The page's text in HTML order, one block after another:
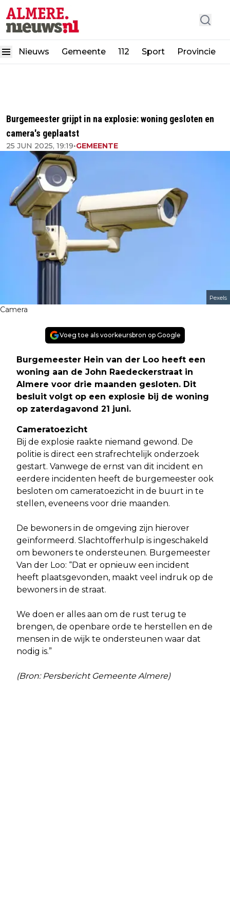
Nieuws Gemeente 112 Sport Provincie
Burgemeester grijpt in na explosie: woning gesloten en
camera's geplaatst
25 JUN 2025, 19:19•GEMEENTE
Pexels
Camera
Voeg toe als voorkeursbron op Google
Burgemeester Hein van der Loo heeft een
woning aan de John Raedeckerstraat in
Almere voor drie maanden gesloten. Dit
besluit volgt op een explosie bij de woning
op zaterdagavond 21 juni.
Cameratoezicht
Bij de explosie raakte niemand gewond. De
politie is direct een strafrechtelijk onderzoek
gestart. Vanwege de ernst van dit incident en
eerdere incidenten heeft de burgemeester ook
besloten om cameratoezicht in de buurt in te
stellen, eveneens voor drie maanden.
De bewoners in de omgeving zijn hierover
geïnformeerd. Slachtofferhulp is ingeschakeld
om bewoners te ondersteunen. Burgemeester
Van der Loo: “Dat er opnieuw een incident
heeft plaatsgevonden, maakt veel indruk op de
bewoners in de straat.
We doen er alles aan om de rust terug te
brengen, de openbare orde te herstellen en de
mensen in de wijk te ondersteunen waar dat
nodig is.”
(Bron: Persbericht Gemeente Almere)